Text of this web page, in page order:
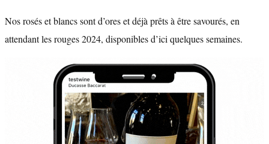
Nos rosés et blancs sont d’ores et déjà prêts à être savourés, en
attendant les rouges 2024, disponibles d’ici quelques semaines.